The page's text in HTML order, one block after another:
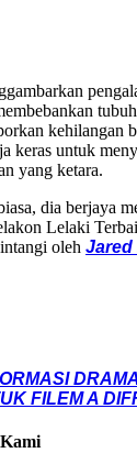
kehilangan
keras untuk
yang ketara.
dia berjaya
Lelaki
oleh Jared
FILEM A